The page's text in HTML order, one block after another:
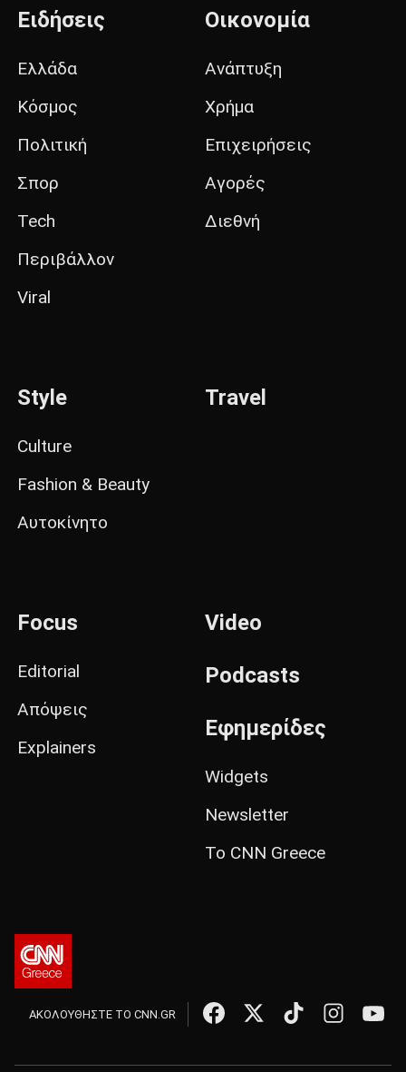
Ειδήσεις
Ελλάδα
Κόσμος
Πολιτική
Σπορ
Tech
Περιβάλλον
Viral
Οικονομία
Ανάπτυξη
Χρήμα
Επιχειρήσεις
Αγορές
Διεθνή
Style
Culture
Fashion & Beauty
Αυτοκίνητο
Travel
Focus
Editorial
Απόψεις
Explainers
Video
Podcasts
Εφημερίδες
Widgets
Newsletter
Το CNN Greece
ΑΚΟΛΟΥΘΗΣΤΕ ΤΟ CNN.GR